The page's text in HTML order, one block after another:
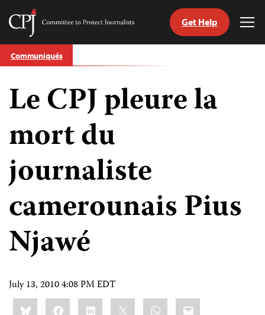
Skip
to
Committee
Journalists
Get Help
Communiqués
Le CPJ pleure la
mort du
journaliste
camerounais Pius
Njawé
July 13, 2010 4:08 PM EDT
Share
this:BlueskyFacebookLinkedIn WhatsApp
Email